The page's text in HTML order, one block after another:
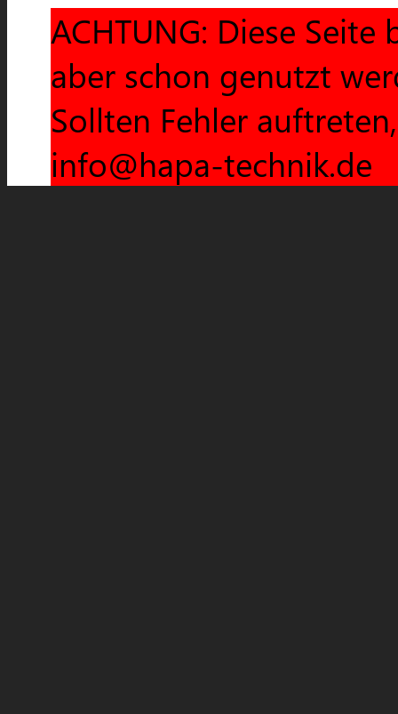
ACHTUNG: Diese
aber schon genutzt
Sollten Fehler
info@hapa-technik.de